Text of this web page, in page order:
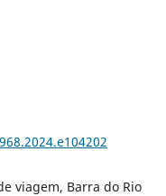
viagem, Barra do Rio